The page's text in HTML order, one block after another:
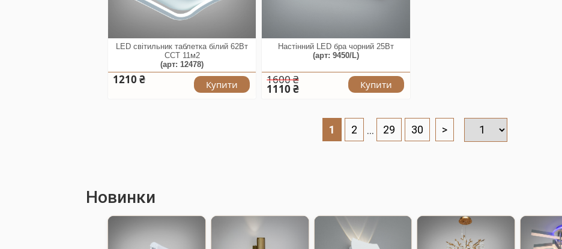
LED світильник таблетка білий 62Вт
CCT 11м2
(арт: 12478)
1210 ₴ Купити
Настінний LED бра чорний 25Вт
(арт: 9450/L)
1600 ₴
1110 ₴ Купити
1 2 29 30 >
Новинки